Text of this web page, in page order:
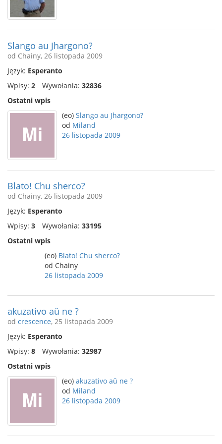
Slango au Jhargono?
od Chainy, 26 listopada 2009
Język: Esperanto
Wpisy: 2 Wywołania: 32836
Ostatni wpis
(eo) Slango au Jhargono?
od Miland
26 listopada 2009
Blato! Chu sherco?
od Chainy, 26 listopada 2009
Język: Esperanto
Wpisy: 3 Wywołania: 33195
Ostatni wpis
(eo) Blato! Chu sherco?
od Chainy
26 listopada 2009
akuzativo aŭ ne ?
od crescence, 25 listopada 2009
Język: Esperanto
Wpisy: 8 Wywołania: 32987
Ostatni wpis
(eo) akuzativo aŭ ne ?
od Miland
26 listopada 2009